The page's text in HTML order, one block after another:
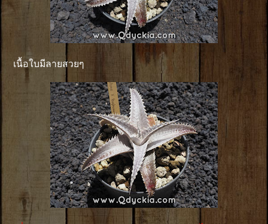
เนื้อใบมีลายสวยๆ